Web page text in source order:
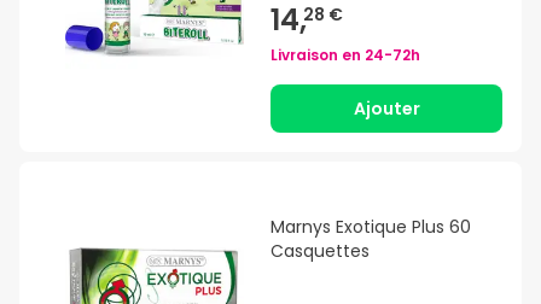
14,28 €
Livraison en 24-72h
Ajouter
Marnys Exotique Plus 60
Casquettes